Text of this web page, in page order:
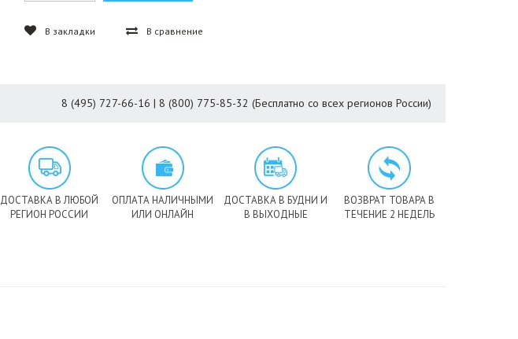
В закладки В сравнение
8 (495) 727-66-16 | 8 (800) 775-85-32 (Бесплатно со всех регионов России)
ДОСТАВКА В ЛЮБОЙ
РЕГИОН РОССИИ
ОПЛАТА НАЛИЧНЫМИ
ИЛИ ОНЛАЙН
ДОСТАВКА В БУДНИ И
В ВЫХОДНЫЕ
ВОЗВРАТ ТОВАРА В
ТЕЧЕНИЕ 2 НЕДЕЛЬ